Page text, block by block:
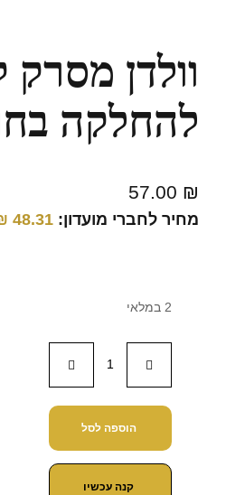
וולדן מסרק
להחלקה
57.00 ₪
מחיר לחברי מועדון: 48.31
2 במלאי
הוספה לסל
קנה עכשיו